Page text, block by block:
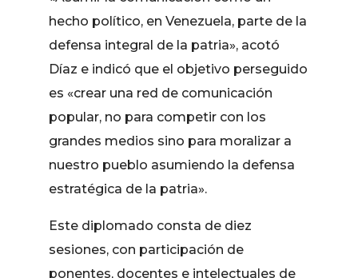
hecho político, en Venezuela, parte de la
defensa integral de la patria», acotó
Díaz e indicó que el objetivo perseguido
es «crear una red de comunicación
popular, no para competir con los
grandes medios sino para moralizar a
nuestro pueblo asumiendo la defensa
estratégica de la patria».
Este diplomado consta de diez
sesiones, con participación de
ponentes, docentes e intelectuales de